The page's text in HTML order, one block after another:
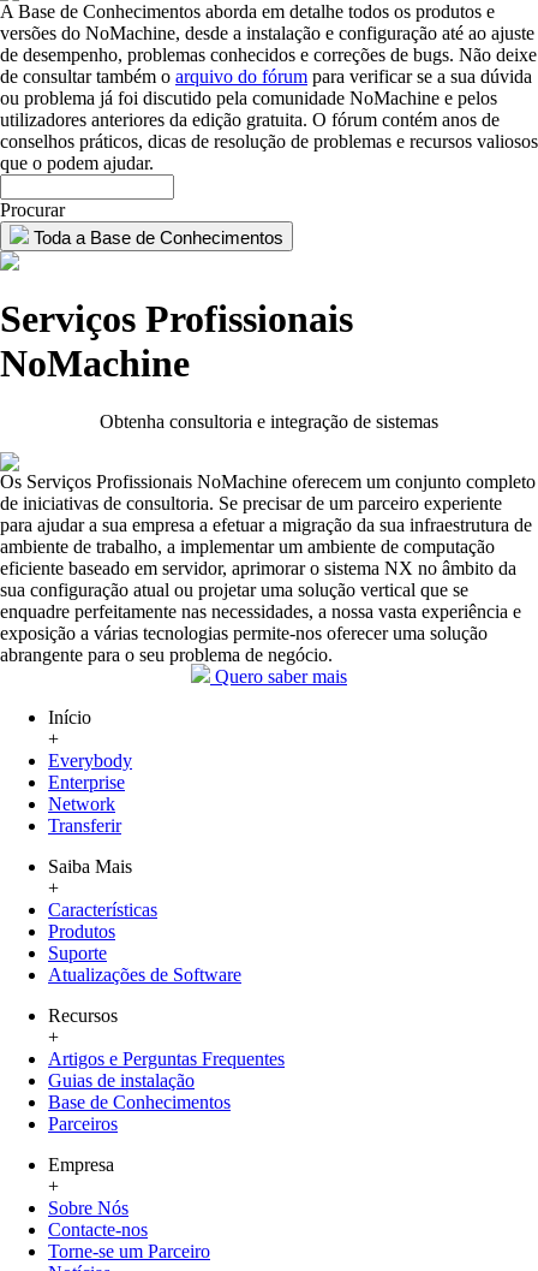
A Base de Conhecimentos aborda em detalhe todos os produtos e
versões do NoMachine, desde a instalação e configuração até ao ajuste
de desempenho, problemas conhecidos e correções de bugs. Não deixe
de consultar também o arquivo do fórum para verificar se a sua dúvida
ou problema já foi discutido pela comunidade NoMachine e pelos
utilizadores anteriores da edição gratuita. O fórum contém anos de
conselhos práticos, dicas de resolução de problemas e recursos valiosos
que o podem ajudar.
Procurar
Toda a Base de Conhecimentos
Serviços Profissionais
NoMachine
Obtenha consultoria e integração de sistemas
Os Serviços Profissionais NoMachine oferecem um conjunto completo
de iniciativas de consultoria. Se precisar de um parceiro experiente
para ajudar a sua empresa a efetuar a migração da sua infraestrutura de
ambiente de trabalho, a implementar um ambiente de computação
eficiente baseado em servidor, aprimorar o sistema NX no âmbito da
sua configuração atual ou projetar uma solução vertical que se
enquadre perfeitamente nas necessidades, a nossa vasta experiência e
exposição a várias tecnologias permite-nos oferecer uma solução
abrangente para o seu problema de negócio.
Quero saber mais
Início
+
Everybody
Enterprise
Network
Transferir
Saiba Mais
+
Características
Produtos
Suporte
Atualizações de Software
Recursos
+
Artigos e Perguntas Frequentes
Guias de instalação
Base de Conhecimentos
Parceiros
Empresa
+
Sobre Nós
Contacte-nos
Torne-se um Parceiro